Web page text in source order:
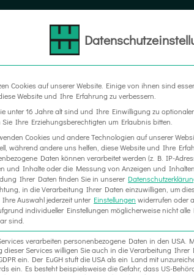
MESSEBAU
Cookies auf unserer Website. Einige von ihnen sind
Website und Ihre Erfahrung zu verbessern.
unter 16 Jahre alt sind und Ihre Einwilligung zu
Sie Ihre Erziehungsberechtigten um Erlaubnis bitten.
Cookies und andere Technologien auf unserer
während andere uns helfen, diese Website und Ihre
Daten können verarbeitet werden (z. B. IP-
und Inhalte oder die Messung von Anzeigen und Inhalten.
Ihrer Daten finden Sie in unserer
in die Verarbeitung Ihrer Daten einzuwilligen, um
Auswahl jederzeit unter Einstellungen widerrufen oder
individueller Einstellungen möglicherweise nicht alle
sind.
verarbeiten personenbezogene Daten in den USA.
dieser Services willigen Sie auch in die Verarbeitung Ihrer
ein. Der EuGH stuft die USA als ein Land mit
ein. Es besteht beispielsweise die Gefahr, dass US-